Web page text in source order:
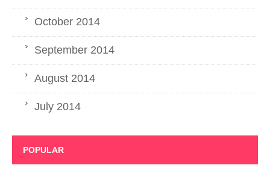
October 2014
September 2014
August 2014
July 2014
POPULAR